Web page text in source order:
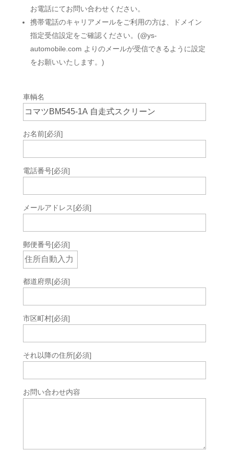
お電話にてお問い合わせください。
携帯電話のキャリアメールをご利用の方は、ドメイン
指定受信設定をご確認ください。(@ys-
automobile.com よりのメールが受信できるように設定
をお願いいたします。)
車輌名
お名前[必須]
電話番号[必須]
メールアドレス[必須]
郵便番号[必須]
都道府県[必須]
市区町村[必須]
それ以降の住所[必須]
お問い合わせ内容